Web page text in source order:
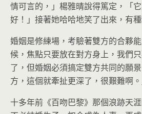
情可言的，」楊雅晴說得篤定，「
好！」接著她哈哈地笑了出來，有種
婚姻是修練場，考驗著雙方的合夥
候，焦點只要放在對方身上，我們
了，但婚姻必須搞定雙方共同的願
方，這個就牽扯更深了，很艱難啊。
十多年前《百吻巴黎》那個浪跡天